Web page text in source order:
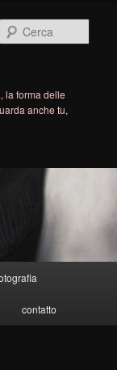
la forma delle
anche tu,
contatto